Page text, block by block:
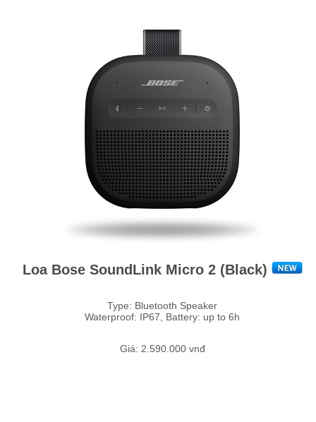
Loa Bose SoundLink Micro 2 (Black)
Type: Bluetooth Speaker
Waterproof: IP67, Battery: up to 6h
Giá: 2.590.000 vnđ